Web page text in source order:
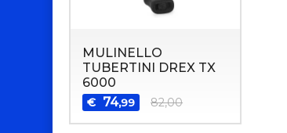
MULINELLO
TUBERTINI DREX TX
6000
€ 74,99 82,00